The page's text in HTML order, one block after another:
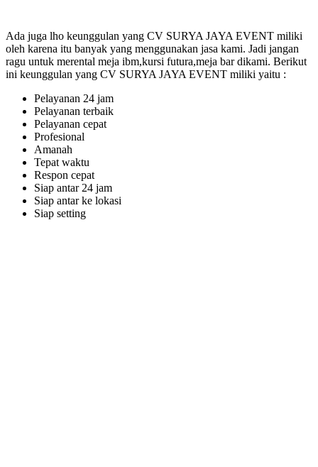
Ada juga lho keunggulan yang CV SURYA JAYA EVENT miliki
oleh karena itu banyak yang menggunakan jasa kami. Jadi jangan
ragu untuk merental meja ibm,kursi futura,meja bar dikami. Berikut
ini keunggulan yang CV SURYA JAYA EVENT miliki yaitu :
Pelayanan 24 jam
Pelayanan terbaik
Pelayanan cepat
Profesional
Amanah
Tepat waktu
Respon cepat
Siap antar 24 jam
Siap antar ke lokasi
Siap setting